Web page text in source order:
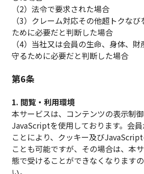
（2）法令で要求された場合
（3）クレーム対応その他超トクな
ために必要だと判断した場合
（4）当社又は会員の生命、身体、
守るために必要だと判断した場合
第6条
1. 閲覧・利用環境
本サービスは、コンテンツの表示制
JavaScriptを使用しております。会
ことにより、クッキー及び
ことも可能ですが、その場合は、本
態で受けることができなくなります